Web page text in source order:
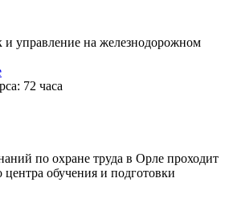
и управление на железнодорожном
72 часа
по охране труда в Орле проходит
обучения и подготовки